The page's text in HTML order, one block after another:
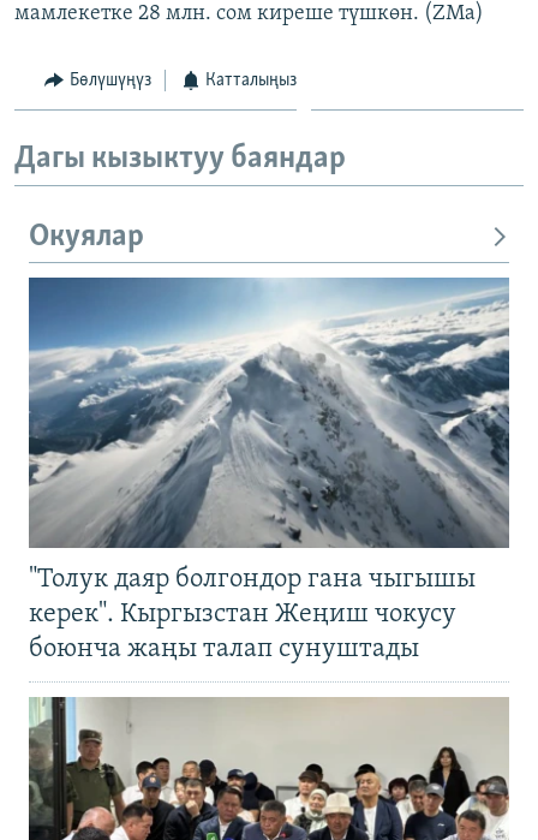
мамлекетке 28 млн. сом киреше түшкөн. (ZMa)
Бөлүшүңүз Катталыңыз
Дагы кызыктуу баяндар
Окуялар
"Толук даяр болгондор гана чыгышы
керек". Кыргызстан Жеңиш чокусу
боюнча жаңы талап сунуштады